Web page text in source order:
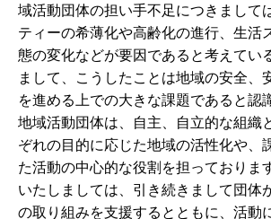
域活動団体の担い手不足につきまして
ティーの希薄化や高齢化の進行、生活
態の変化などが要因であると考えてい
まして、こうしたことは地域の安全、
を進める上での大きな課題であると認
地域活動団体は、自主、自立的な組織
ぞれの目的に応じた地域の活性化や、
た活動の中心的な役割を担っておりま
いたしましては、引き続きまして団体
の取り組みを支援するとともに、活動